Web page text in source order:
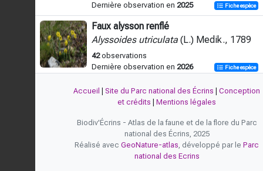
Dernière observation en 2025 Fiche espèce
Faux alysson renflé
Alyssoides utriculata (L.) Medik., 1789
42observations
Dernière observation en 2026 Fiche espèce
Alysson alpestre
Alyssum alpestreL., 1767
25
observations
Dernière observation en
Alysson faux alysson
Accueil Site du Parc national des Écrins
Conception
et crédits
Mentions légales
Biodiv'Écrins - Atlas de la faune et de la flore du Parc
national des Écrins, 2025
Réalisé avec GeoNature-atlas, développé par le Parc
national des Ecrins